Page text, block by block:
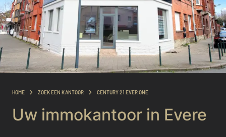
HOME ZOEK EEN KANTOOR CENTURY 21 EVER ONE
Uw immokantoor in Evere